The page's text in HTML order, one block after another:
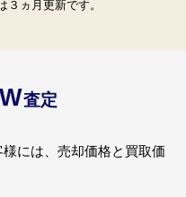
ヵ月更新です。
W査定
には、売却価格と買取価